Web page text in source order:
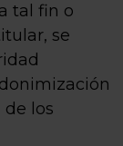
tal fin o
se
los